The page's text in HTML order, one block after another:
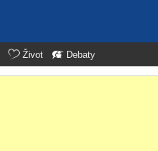
Život Debaty